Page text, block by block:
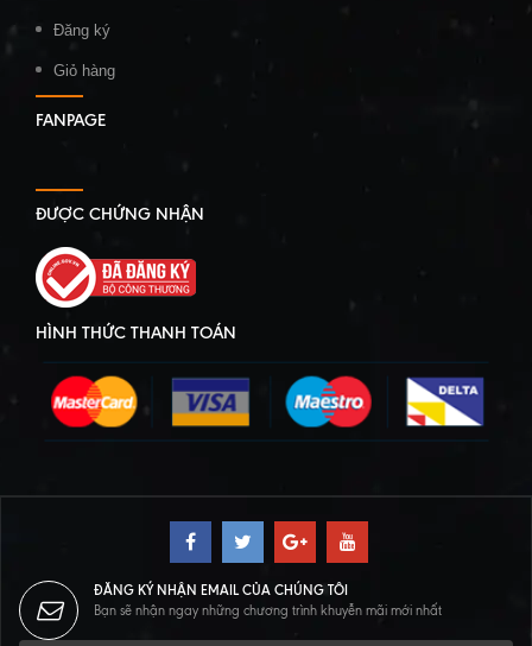
Đăng ký
Giỏ hàng
FANPAGE
ĐƯỢC CHỨNG NHẬN
HÌNH THỨC THANH TOÁN
ĐĂNG KÝ NHẬN EMAIL CỦA CHÚNG TÔI
Bạn sẽ nhận ngay những chương trình khuyễn mãi mới nhất